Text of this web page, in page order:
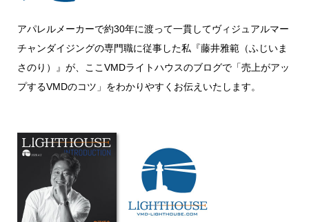
アパレルメーカーで約30年に渡って一貫してヴィジュアルマー
チャンダイジングの専門職に従事した私『藤井雅範（ふじいま
さのり）』が、ここVMDライトハウスのブログで「売上がアッ
プするVMDのコツ」をわかりやすくお伝えいたします。